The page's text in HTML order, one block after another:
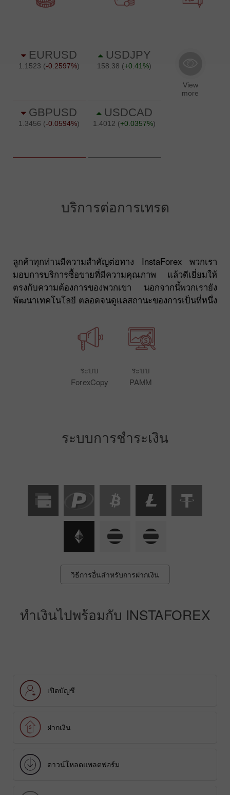
บริการต่อการเทรด
ลูกค้าทุกท่านมีความสำคัญต่อทาง InstaForex พวกเรา
มอบการบริการซื้อขายที่มีความคุณภาพ แล้วดีเยี่ยมให้
ตรงกับความต้องการของพวกเขา นอกจากนี้พวกเรายัง
พัฒนาเทคโนโลยี ตลอดจนดูแลสถานะของการเป็นที่หนึ่ง
ระบบ
ForexCopy
ระบบ
PAMM
ระบบการชำระเงิน
วิธีการอื่นสำหรับการฝากเงิน
ทำเงินไปพร้อมกับ INSTAFOREX
เปิดบัญชี
ฝากเงิน
ดาวน์โหลดแพลตฟอร์ม